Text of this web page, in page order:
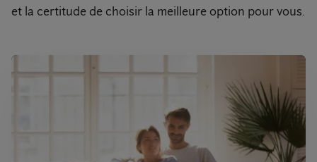
et la certitude de choisir la meilleure option pour vous.